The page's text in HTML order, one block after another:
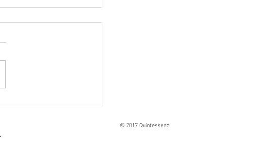
© 2017 Quintessenz